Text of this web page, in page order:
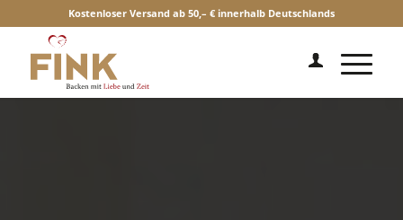
Kostenloser Versand ab 50,– € innerhalb Deutschlands